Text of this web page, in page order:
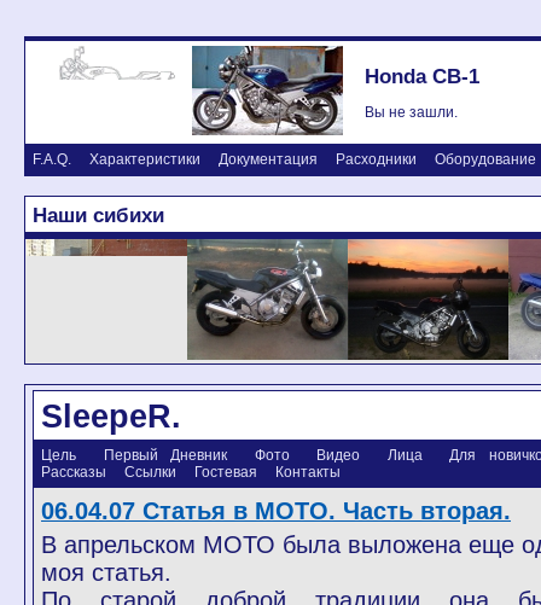
Honda CB-1
Вы не зашли.
F.A.Q. Характеристики Документация Расходники Оборудование
Наши сибихи
SleepeR.
Цель Первый Дневник Фото Видео Лица
Для
Рассказы
Ссылки Гостевая Контакты
06.04.07 Статья в МОТО. Часть вторая.
В апрельском МОТО была выложена еще
моя статья.